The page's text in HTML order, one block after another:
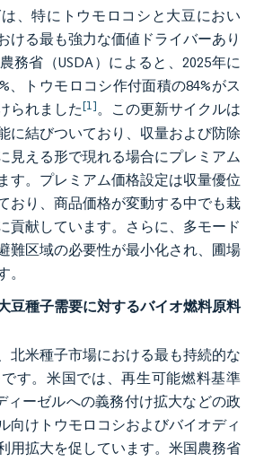
、特にトウモロコシと大豆におい
ける最も強力な価値ドライバーあり
務省（USDA）によると、2025年に
、トウモロコシ作付面積の84%がス
られました[1]。この更新サイクルは
に結びついており、収量および防除
見える形で現れる場合にプレミアム
す。プレミアム価格設定は収量優位
おり、商品価格が変動する中でも栽
貢献しています。さらに、多モード
難区域の必要性が最小化され、圃場
。
豆種子需要に対するバイオ燃料原料
北米種子市場における最も持続的な
す。米国では、再生可能燃料基準
ィーゼルへの義務付け拡大などの政
向けトウモロコシおよびバイオディ
用拡大を促しています。米国農務省